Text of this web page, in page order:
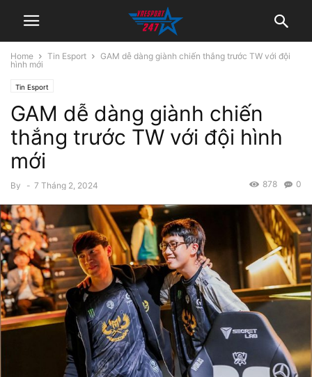
Home Tin Esport
GAM dễ dàng giành chiến thắng trước TW với đội
hình mới
Tin Esport
GAM dễ dàng giành chiến
thắng trước TW với đội hình
mới
By - 7 Tháng 2, 2024 0
878